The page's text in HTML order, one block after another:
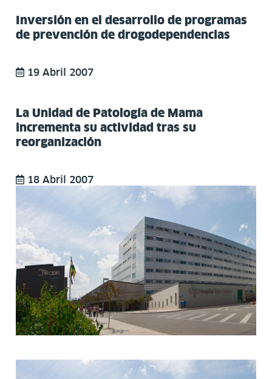
Inversión en el desarrollo de programas
de prevención de drogodependencias
19 Abril 2007
La Unidad de Patología de Mama
incrementa su actividad tras su
reorganización
18 Abril 2007